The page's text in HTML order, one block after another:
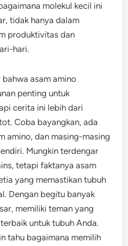
molekul kecil ini
tidak hanya dalam
produktivitas dan
hari.
asam amino
penting untuk
cerita ini lebih dari
Coba bayangkan, ada
amino, dan masing-masing
Mungkin terdengar
tetapi faktanya asam
yang memastikan tubuh
Dengan begitu banyak
memiliki teman yang
untuk tubuh Anda.
tahu bagaimana memilih